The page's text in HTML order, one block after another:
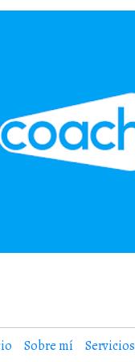
Sobre mí Servicios